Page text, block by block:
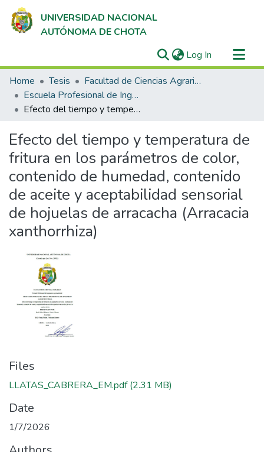
UNIVERSIDAD NACIONAL
AUTÓNOMA DE CHOTA
Log In (current)
Communities & Collections
All of DSpace
Statistics
Home Tesis
Facultad de Ciencias Agrarias
Escuela Profesional de Ingeniería Agroindustrial
Efecto del tiempo y temperatura de fritura en los parámetros de color, contenido de humedad, contenido de aceite y aceptabilidad sensorial de hojuelas de arracacha (Arracacia xanthorrhiza)
Efecto del tiempo y temperatura de
fritura en los parámetros de color,
contenido de humedad, contenido
de aceite y aceptabilidad sensorial
de hojuelas de arracacha (Arracacia
xanthorrhiza)
Files
LLATAS_CABRERA_EM.pdf(2.31 MB)
Date
1/7/2026